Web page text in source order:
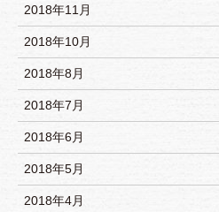
2018年11月
2018年10月
2018年8月
2018年7月
2018年6月
2018年5月
2018年4月